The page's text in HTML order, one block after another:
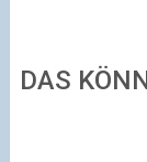
DAS